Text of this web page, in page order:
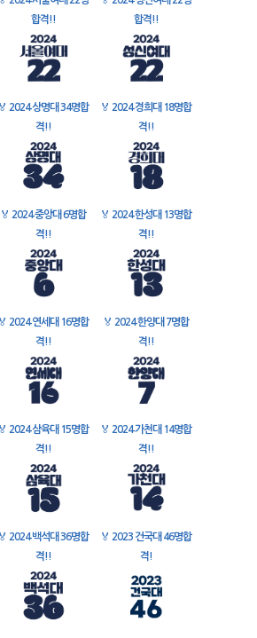
합격!!
합격!!
🏅 2024 상명대 34명합
격!!
🏅 2024 경희대 18명합
격!!
🏅 2024 중앙대 6명합
격!!
🏅 2024 한성대 13명합
격!!
🏅 2024 연세대 16명합
격!!
🏅 2024 한양대 7명합
격!!
🏅 2024 삼육대 15명합
격!!
🏅 2024 가천대 14명합
격!!
🏅 2024 백석대 36명합
격!!
🏅 2023 건국대 46명합
격!